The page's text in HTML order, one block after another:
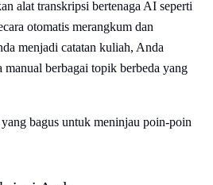
alat transkripsi bertenaga AI seperti
otomatis merangkum dan
menjadi catatan kuliah, Anda
manual berbagai topik berbeda yang
bagus untuk meninjau poin-poin